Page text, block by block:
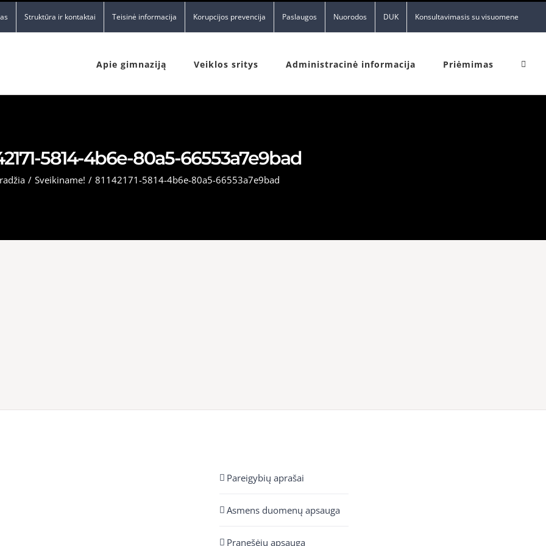
Struktūra ir kontaktai Teisinė informacija Korupcijos prevencija Paslaugos Nuorodos DUK Konsultavimasis su visuomene
Apie gimnaziją Veiklos sritys Administracinė informacija Priėmimas
5814-4b6e-80a5-66553a7e9bad
/ Sveikiname! / 81142171-5814-4b6e-80a5-66553a7e9bad
Pareigybių aprašai
Asmens duomenų apsauga
Pranešėjų apsauga